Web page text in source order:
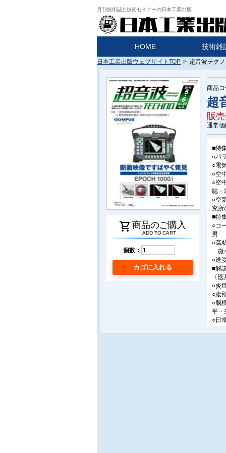
月刊技術誌と技術セミナーの日本工業出版
HOME 技術雑
日本工業出版ウェブサイトTOP > 超音波テク
shopping_cart 商品のご購入
ADD TO CART
個数：
カゴに入れる
商品コ
超
販
通常価
■特
○パ
○電
○空
○空
聡・
○空
究所
■特
○コ
男
○高
微
○送
■解
〔
○炎
○腹
○脳
平・
○日